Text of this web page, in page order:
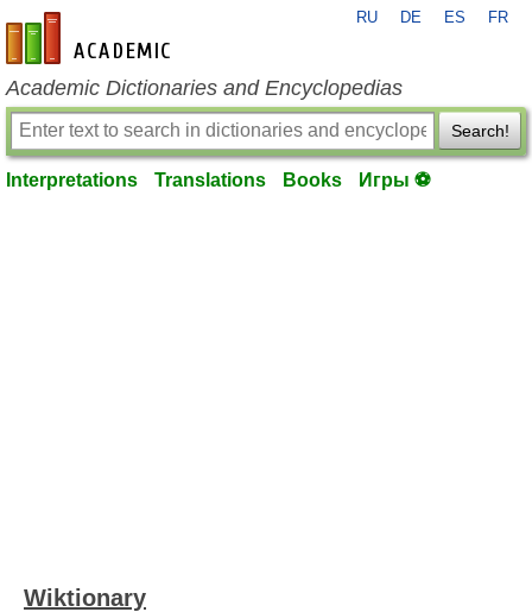
en-academic.com
RU DE ES FR
Academic Dictionaries and Encyclopedias
Search!
Interpretations Translations Books Игры ⚽
Wiktionary